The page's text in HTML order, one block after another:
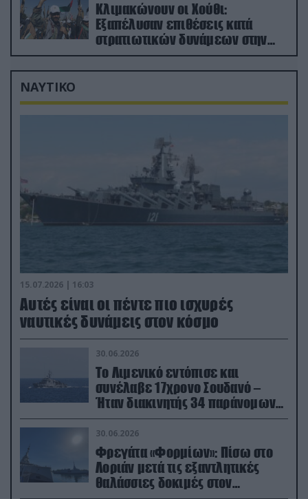
Κλιμακώνουν οι Χούθι:
Eξαπέλυσαν επιθέσεις κατά
στρατιωτικών δυνάμεων στην
Υεμένη – Πλήγματα & στη
Σαουδική Αραβία!
ΝΑΥΤΙΚΟ
15.07.2026 | 16:03
Aυτές είναι οι πέντε πιο ισχυρές
ναυτικές δυνάμεις στον κόσμο
30.06.2026
Το Λιμενικό εντόπισε και
συνέλαβε 17χρονο Σουδανό –
Ήταν διακινητής 34 παράνομων
μεταναστών
30.06.2026
Φρεγάτα «Φορμίων»: Πίσω στο
Λοριάν μετά τις εξαντλητικές
θαλάσσιες δοκιμές στον